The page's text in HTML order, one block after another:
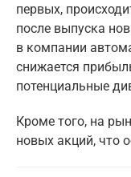
первых,
после выпуска
в компании
снижается
потенциальные
Кроме того, на
новых акций, что